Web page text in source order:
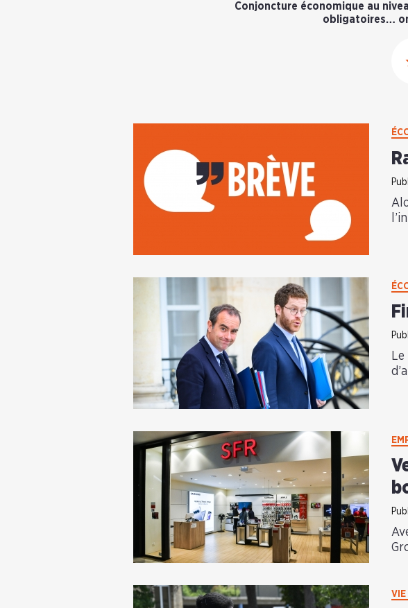
Conjoncture économique au
obligatoires…
VIE